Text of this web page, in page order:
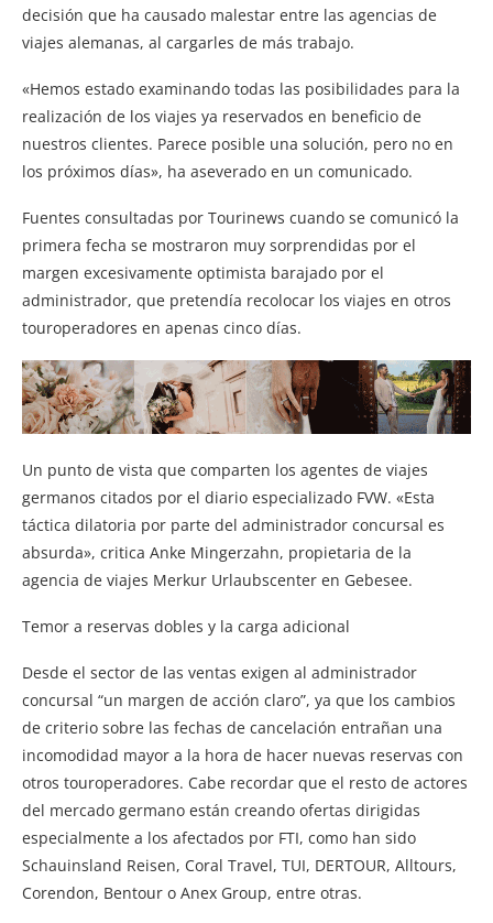
decisión que ha causado malestar entre las agencias de
viajes alemanas, al cargarles de más trabajo.
«Hemos estado examinando todas las posibilidades para la
realización de los viajes ya reservados en beneficio de
nuestros clientes. Parece posible una solución, pero no en
los próximos días», ha aseverado en un comunicado.
Fuentes consultadas por Tourinews cuando se comunicó la
primera fecha se mostraron muy sorprendidas por el
margen excesivamente optimista barajado por el
administrador, que pretendía recolocar los viajes en otros
touroperadores en apenas cinco días.
Un punto de vista que comparten los agentes de viajes
germanos citados por el diario especializado FVW. «Esta
táctica dilatoria por parte del administrador concursal es
absurda», critica Anke Mingerzahn, propietaria de la
agencia de viajes Merkur Urlaubscenter en Gebesee.
Temor a reservas dobles y la carga adicional
Desde el sector de las ventas exigen al administrador
concursal “un margen de acción claro”, ya que los cambios
de criterio sobre las fechas de cancelación entrañan una
incomodidad mayor a la hora de hacer nuevas reservas con
otros touroperadores. Cabe recordar que el resto de actores
del mercado germano están creando ofertas dirigidas
especialmente a los afectados por FTI, como han sido
Schauinsland Reisen, Coral Travel, TUI, DERTOUR, Alltours,
Corendon, Bentour o Anex Group, entre otras.